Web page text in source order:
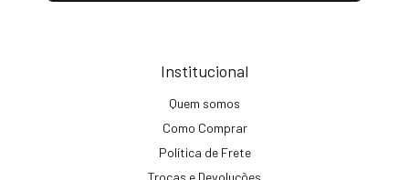
Institucional
Quem somos
Como Comprar
Política de Frete
Trocas e Devoluções